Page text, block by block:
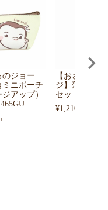
のジョー
ミニポーチ
ジアップ）
【おさるのジ
ジ】薄肉保存
セット（85th
¥1,210